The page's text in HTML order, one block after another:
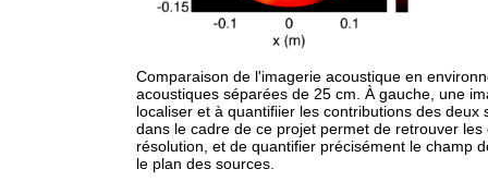
Comparaison de l'imagerie acoustique en
acoustiques séparées de 25 cm. À gauche, une
localiser et à quantifiier les contributions des
dans le cadre de ce projet permet de retrouver
résolution, et de quantifier précisément le champ
le plan des sources.